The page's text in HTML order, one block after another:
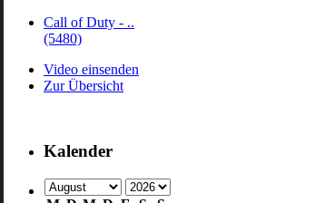
Call of Duty - ..
(5480)
Video einsenden
Zur Übersicht
Kalender